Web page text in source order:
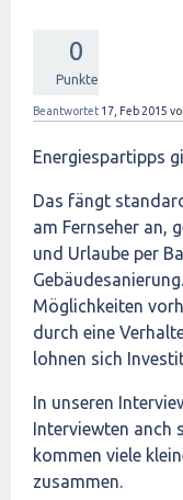
0
Punkte
Beantwortet 17, Feb 2015
Energiespartipps
Das fängt
am Fernseher an,
und Urlaube per
Möglichkeiten
durch eine
lohnen sich
In unseren
Interviewten anch
kommen viele
zusammen.